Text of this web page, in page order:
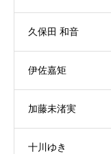
久保田 和音
伊佐嘉矩
加藤未渚実
十川ゆき